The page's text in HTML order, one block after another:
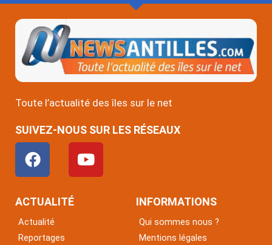
Toute l’actualité des îles sur le net
SUIVEZ-NOUS SUR LES RÉSEAUX
F
a
c
e
o
Y
o
u
ACTUALITÉ
Actualité
Reportages
INFORMATIONS
Qui sommes nous ?
Mentions légales